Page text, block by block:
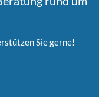
Sie gerne!